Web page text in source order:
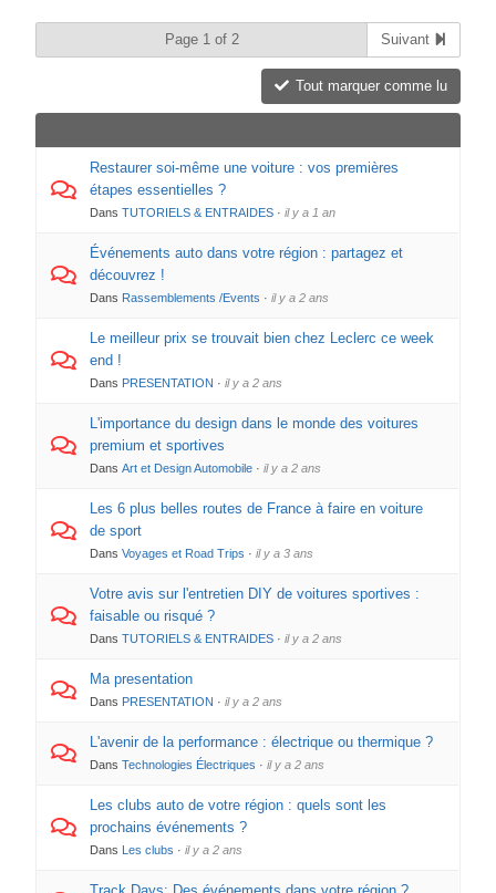
Page 1 of 2 Suivant
Tout marquer comme lu
Restaurer soi-même une voiture : vos premières
étapes essentielles ?
DansTUTORIELS & ENTRAIDES ·il y a 1 an
Événements auto dans votre région : partagez et
découvrez !
Dans Rassemblements /Events ·il y a 2 ans
Le meilleur prix se trouvait bien chez Leclerc ce week
end !
Dans PRESENTATION ·il y a 2 ans
L'importance du design dans le monde des voitures
premium et sportives
DansArt et Design Automobile ·il y a 2 ans
Les 6 plus belles routes de France à faire en voiture
de sport
DansVoyages et Road Trips ·il y a 3 ans
Votre avis sur l'entretien DIY de voitures sportives :
faisable ou risqué ?
DansTUTORIELS & ENTRAIDES ·il y a 2 ans
Ma presentation
Dans PRESENTATION ·il y a 2 ans
L'avenir de la performance : électrique ou thermique ?
DansTechnologies Électriques ·il y a 2 ans
Les clubs auto de votre région : quels sont les
prochains événements ?
Dans Les clubs ·il y a 2 ans